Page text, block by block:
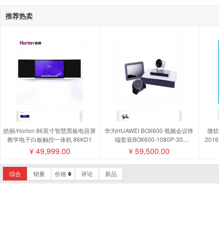
推荐热卖
皓丽/Horion 86英寸智慧黑板电容屏
教学电子白板触控一体机 86KD1
¥49,999.00
华为HUAWEI BOX600 视频会议终
端套装BOX600-1080P-30
camera200摄像机MIC500全向麦磁
盘阵列
¥59,500.00
微
综合 销量 价格 评论 新品